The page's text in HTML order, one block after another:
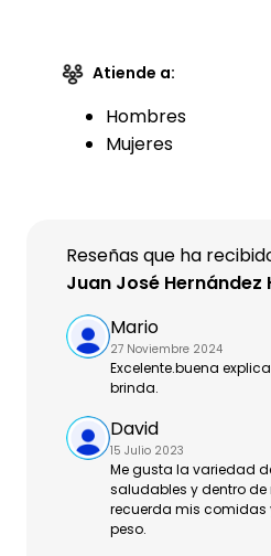
Atiende a:
Hombres
Mujeres
Reseñas que ha
Juan José Hernández
Mario
27 Noviembre 2024
Excelente.buena
brinda.
David
15 Julio 2023
Me gusta la variedad
saludables y dentro
recuerda mis comidas
peso.